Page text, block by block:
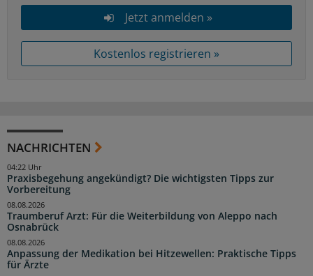
Jetzt anmelden »
Kostenlos registrieren »
NACHRICHTEN
Praxisbegehung angekündigt? Die wichtigsten Tipps zur
Vorbereitung
04:22 Uhr
Traumberuf Arzt: Für die Weiterbildung von Aleppo nach
Osnabrück
08.08.2026
Anpassung der Medikation bei Hitzewellen: Praktische Tipps
für Ärzte
08.08.2026